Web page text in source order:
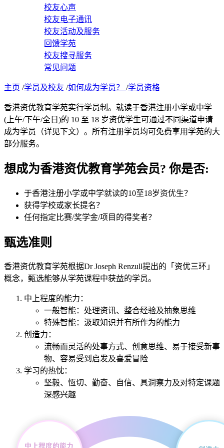
校友心声
校友电子通讯
校友活动及服务
回馈学苑
校友搜寻服务
常见问题
主页 /学员及校友 /如何成为学员？ /学员资格
香港资优教育学苑实行学员制。就读于香港注册小学或中学
(上午/下午/全日)的 10 至 18 岁资优学生可通过不同渠道申请
成为学员（详见下文）。所有注册学员均可免费享用学苑的大
部分服务。
想成为香港资优教育学苑会员? 你是否:
于香港注册小学或中学就读的10至18岁资优生？
获得学校或家长提名？
任何指定比赛/奖学金/项目的得奖者？
甄选准则
香港资优教育学苑根据Dr Joseph Renzull提出的「资优三环」
概念，甄选能够从学苑课程中获益的学员。
中上程度的能力：
一般智能：处理资讯、整合经验及抽象思维
特殊智能：汲取知识并有所作为的能力
创造力：
流畅而灵活的处事方式、创意思维、易于接受新事
物、容易受到启发及喜爱冒险
学习的热忱：
坚毅、恆切、勤奋、自信、具洞察力及对特定课题
深感兴趣